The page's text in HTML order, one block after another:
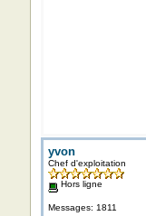
yvon
Chef d'exploitation
Hors ligne
Messages: 1811